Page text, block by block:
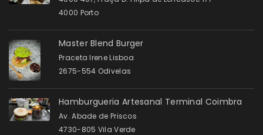
4000 Porto
Master Blend Burger
Praceta Irene Lisboa
2675-554 Odivelas
Hamburgueria Artesanal Terminal Coimbra
Av. Abade de Priscos
4730-805 Vila Verde